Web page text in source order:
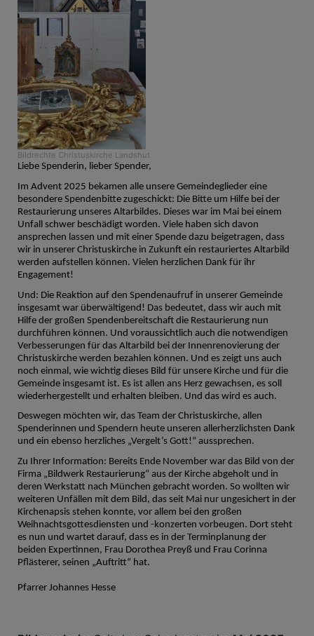
Bildrechte Christuskirche Landshut
Liebe Spenderin, lieber Spender,
Im Advent 2025 bekamen alle unsere Gemeindeglieder eine
besondere Spendenbitte zugeschickt: Die Bitte um Hilfe bei der
Restaurierung unseres Altarbildes. Dieses war im Mai bei einem
Unfall schwer beschädigt worden. Viele haben sich davon
ansprechen lassen und mit einer Spende dazu beigetragen, dass
wir in unserer Christuskirche in Zukunft ein restauriertes Altarbild
werden aufstellen können. Vielen herzlichen Dank für ihr
Engagement!
Und: Die Reaktion auf den Spendenaufruf in unserer Gemeinde
insgesamt war überwältigend! Das bedeutet, dass wir auch mit
Hilfe der großen Spendenbereitschaft die Restaurierung nun
durchführen können. Und voraussichtlich auch die notwendigen
Verbesserungen für das Altarbild bei der Innenrenovierung der
Christuskirche werden bezahlen können. Und es zeigt uns auch
noch einmal, wie wichtig dieses Bild für unsere Kirche und für die
Gemeinde insgesamt ist. Es ist allen ans Herz gewachsen, es soll
wiederhergestellt und erhalten bleiben. Und das wird es auch.
Deswegen möchten wir, das Team der Christuskirche, allen
Spenderinnen und Spendern heute unseren allerherzlichsten Dank
und ein ebenso herzliches „Vergelt’s Gott!“ aussprechen.
Zu Ihrer Information: Bereits Ende November war das Bild von der
Firma „Bildwerk Restaurierung“ aus der Kirche abgeholt und in
deren Werkstatt nach München gebracht worden. So wollten wir
weiteren Unfällen mit dem Bild, das seit Mai nur ungesichert in der
Kirchenapsis stehen konnte, vor allem bei den großen
Weihnachtsgottesdiensten und -konzerten vorbeugen. Dort steht
es nun und wartet darauf, dass es in der Terminplanung der
beiden Expertinnen, Frau Dorothea Preyß und Frau Corinna
Pflästerer, seinen „Auftritt“ hat.
Pfarrer Johannes Hesse